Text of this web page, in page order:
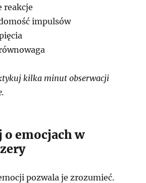
reakcje
impulsów
kilka minut obserwacji
o emocjach w
pozwala je zrozumieć.